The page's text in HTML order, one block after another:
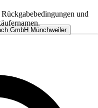
GmbH Münchweiler
und